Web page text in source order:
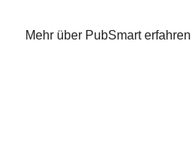
Mehr über PubSmart erfahren